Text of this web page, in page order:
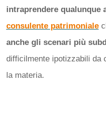
intraprendere qualunque
consulente patrimoniale
anche gli scenari più
difficilmente ipotizzabili da
la materia.